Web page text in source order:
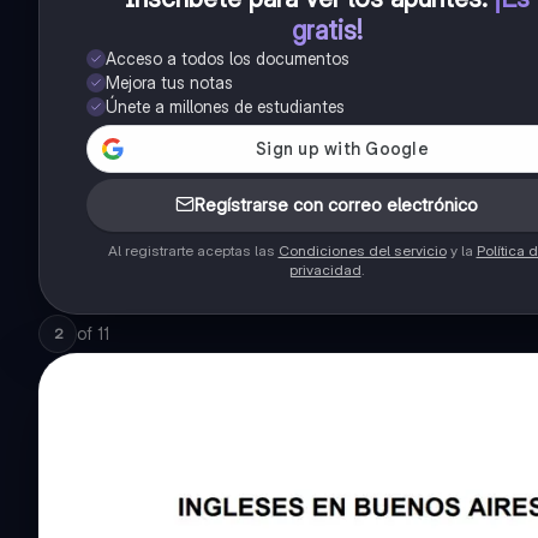
gratis!
Acceso a todos los documentos
Mejora tus notas
Únete a millones de estudiantes
Regístrarse con correo electrónico
Al registrarte aceptas las Condiciones del servicioy la Política
privacidad
2 of 11